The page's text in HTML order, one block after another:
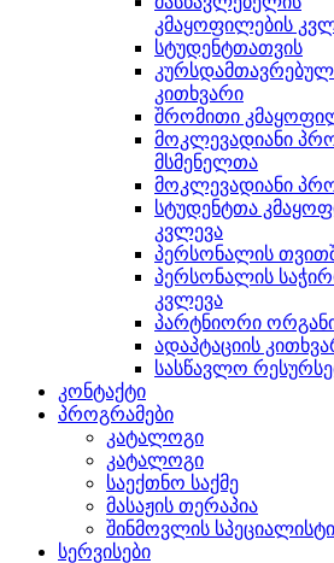
კმაყოფილების
სტუდენტთათვის
კითხვარი
შრომითი
მოკლევადიანი
მსმენელთა
მოკლევადიანი
სტუდენტთა
კვლევა
პერსონალის
პერსონალის
კვლევა
პარტნიორი
ადაპტაციის
სასწავლო
კონტაქტი
პროგრამები
კატალოგი
კატალოგი
საექთნო საქმე
მასაჟის თერაპია
შინმოვლის სპეციალისტი
სერვისები